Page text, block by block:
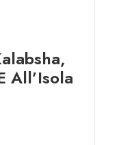
All’Isola